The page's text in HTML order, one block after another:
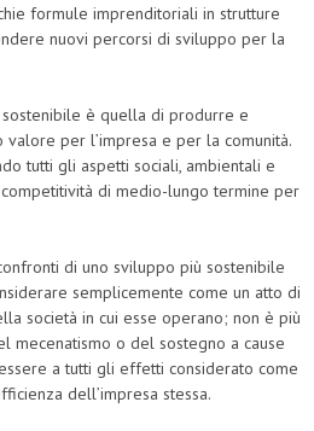
formule imprenditoriali in strutture
nuovi percorsi di sviluppo per la
è quella di produrre e
per l’impresa e per la comunità.
tutti gli aspetti sociali, ambientali e
di medio-lungo termine per
di uno sviluppo più sostenibile
semplicemente come un atto di
società in cui esse operano; non è più
mecenatismo o del sostegno a cause
a tutti gli effetti considerato come
dell’impresa stessa.